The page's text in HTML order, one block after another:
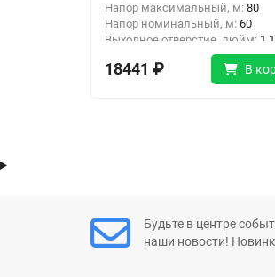
Напор максимальный, м: 80
Напор номинальный, м: 60
Выходное отверстие, дюйм: 1
Резьба
18441 ₽ В
Будьте в центре
наши новости!